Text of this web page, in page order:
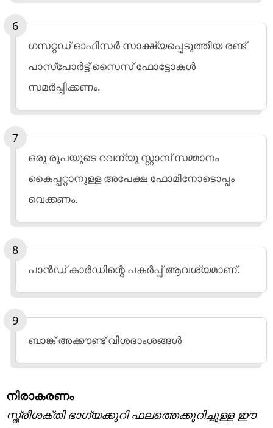
ഗസറ്റഡ് ഓഫീസര്‍ സാക്ഷ്യപ്പെടുത്തിയ രണ്ട്
പാസ്‌പോര്‍ട്ട് സൈസ് ഫോട്ടോകള്‍
സമര്‍പ്പിക്കണം.
ഒരു രൂപയുടെ റവന്യൂ സ്റ്റാമ്പ് സമ്മാനം
കൈപ്പറ്റാനുള്ള അപേക്ഷ ഫോമിനോടൊപ്പം
വെക്കണം.
പാന്‍ഡ് കാര്‍ഡിന്റെ പകര്‍പ്പ് ആവശ്യമാണ്.
ബാങ്ക് അക്കൗണ്ട് വിശദാംശങ്ങള്‍
നിരാകരണം
സ്ത്രീശക്തി ഭാഗ്യക്കുറി ഫലത്തെക്കുറിച്ചുള്ള ഈ